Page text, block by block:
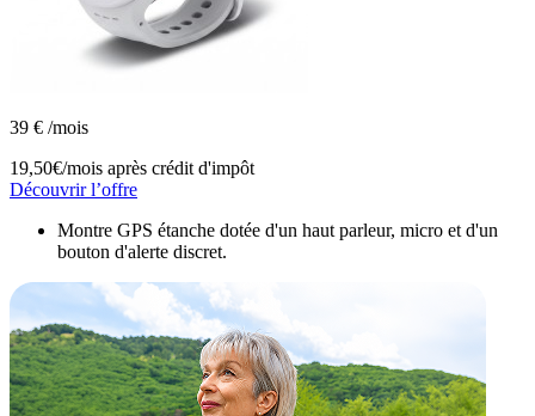
39 € /mois
19,50€/mois après crédit d'impôt
Découvrir l’offre
Montre GPS étanche dotée d'un haut parleur, micro et d'un
bouton d'alerte discret.